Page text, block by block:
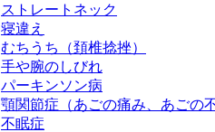
ストレートネック
寝違え
むちうち（頚椎捻挫）
手や腕のしびれ
パーキンソン病
顎関節症（あごの痛み、あごの
不眠症